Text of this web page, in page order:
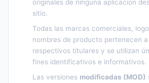
originales de ninguna aplicación
sitio.
Todas las marcas comerciales,
nombres de producto pertenecen a
respectivos titulares y se utilizan
fines identificativos e informativos.
Las versiones modificadas (MOD)